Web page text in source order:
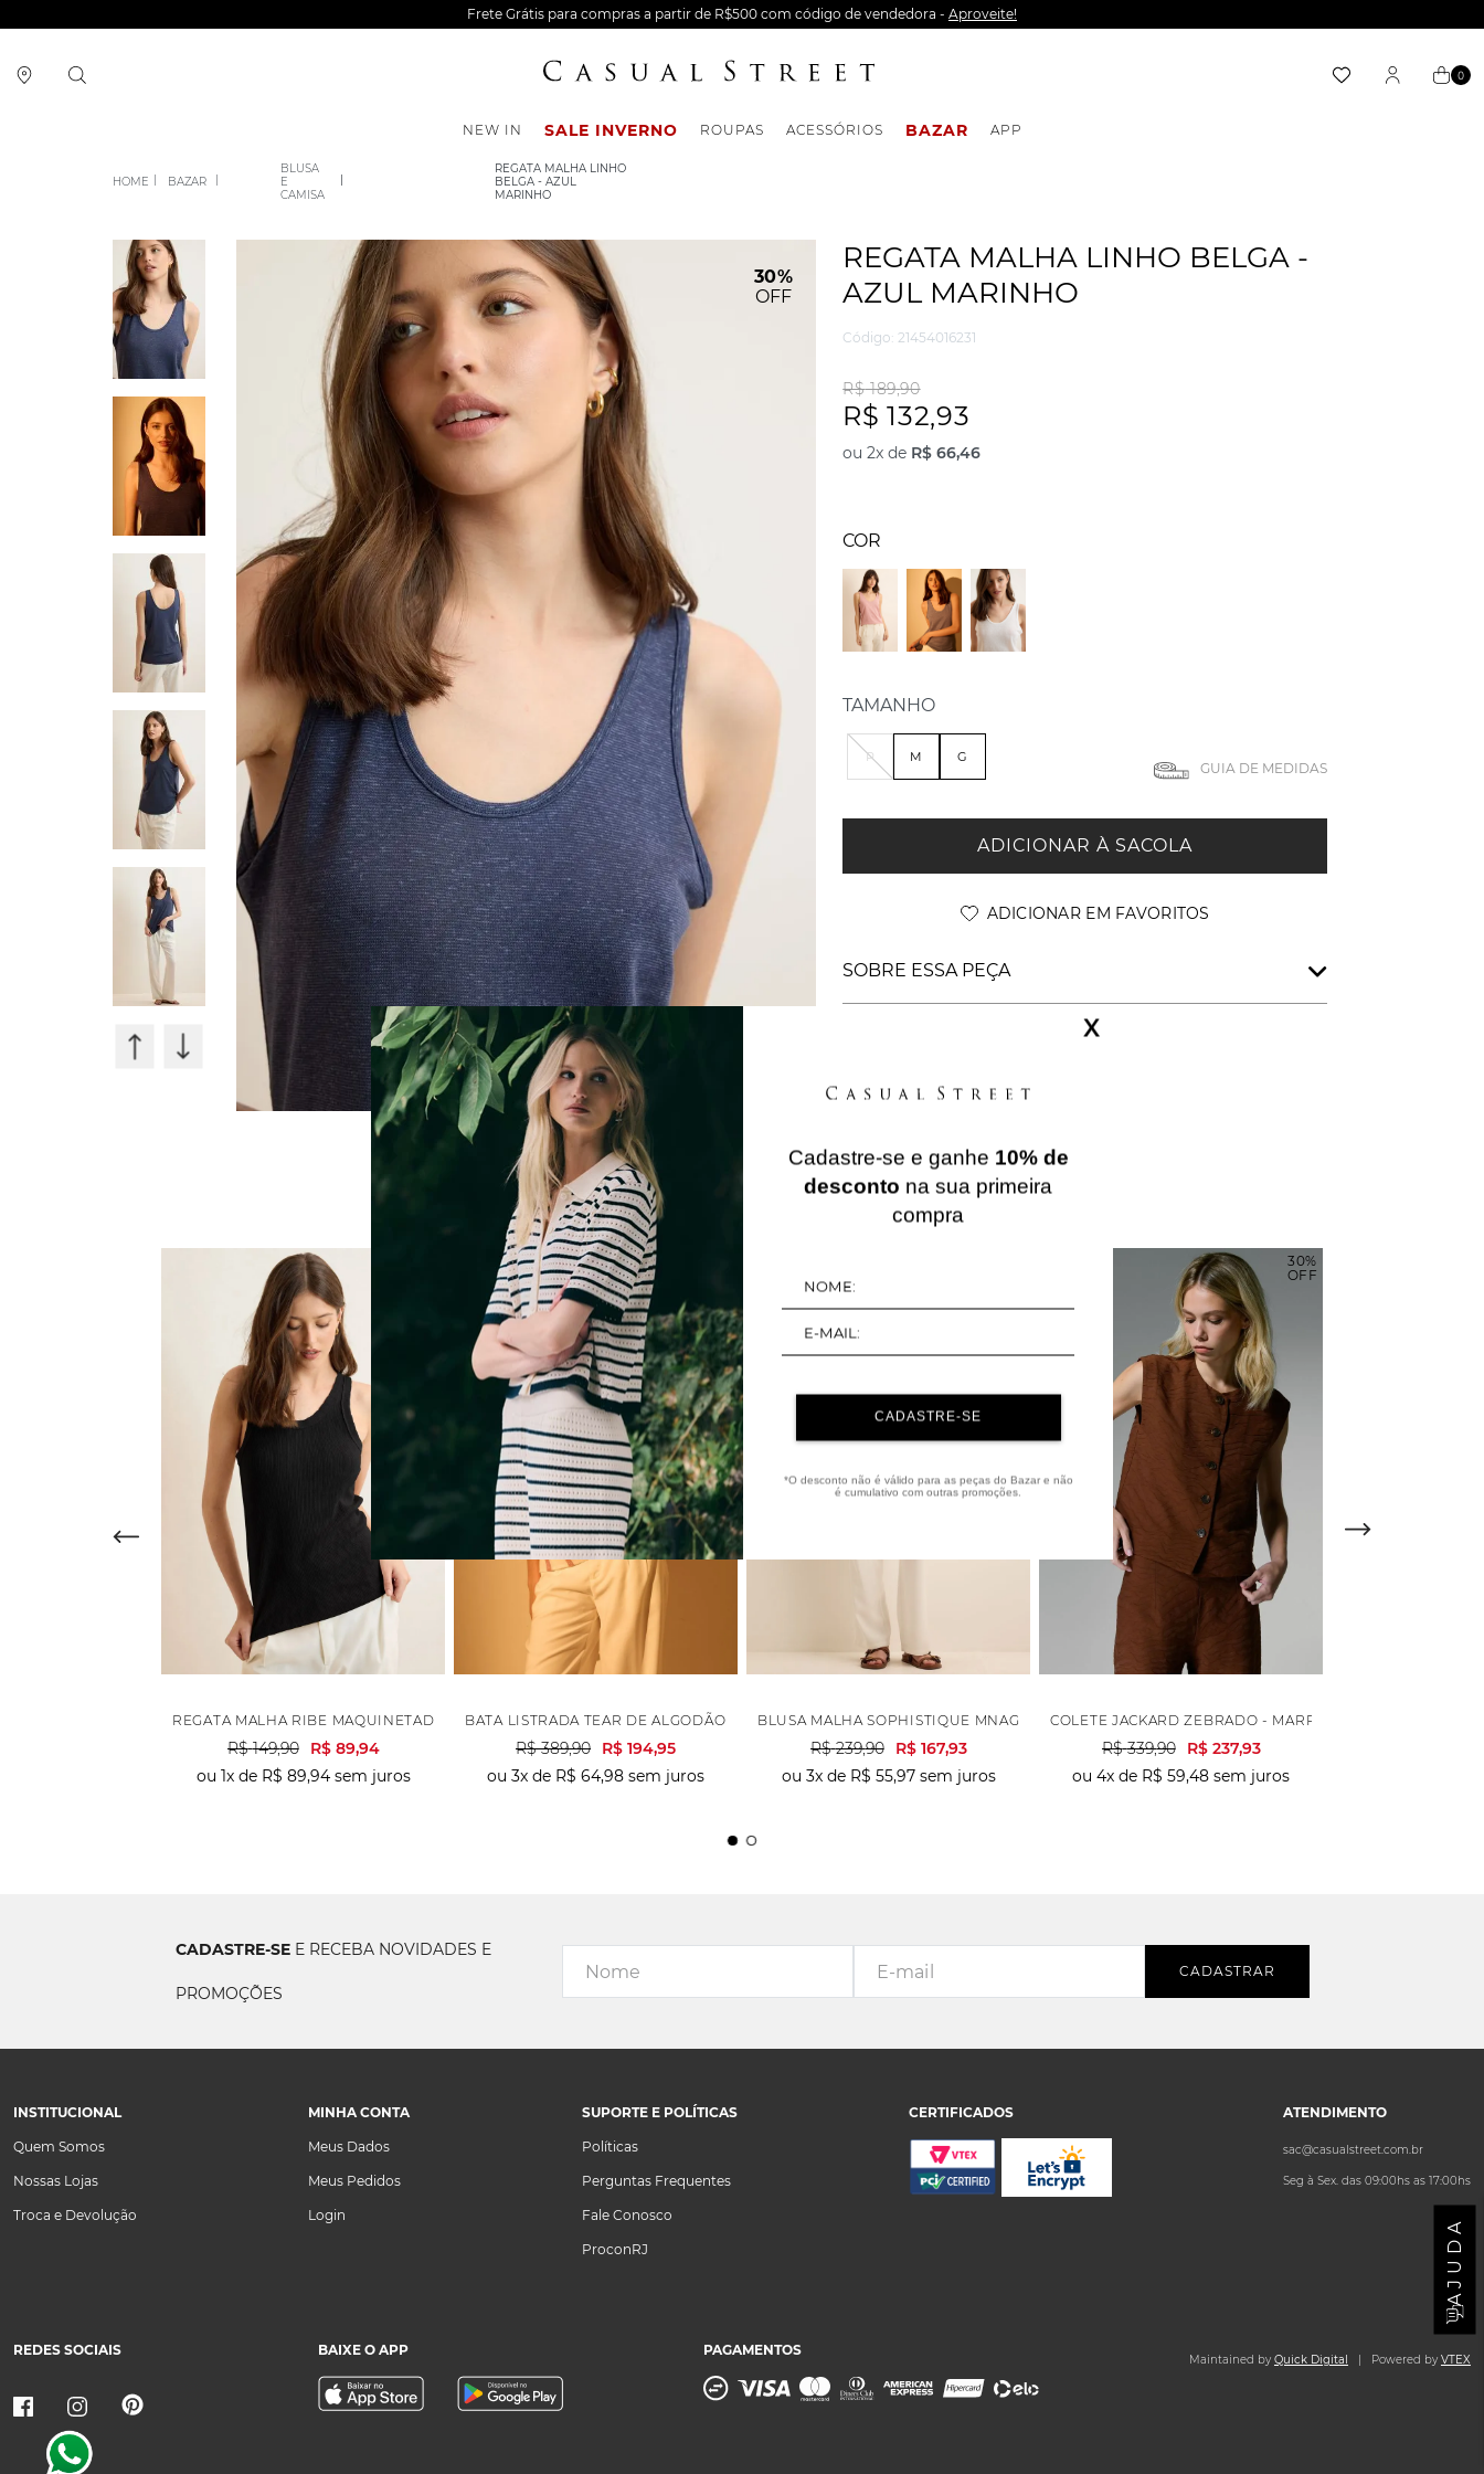
AJUDA
X
Cadastre-se e ganhe 10% de
desconto na sua primeira
compra
CADASTRE-SE
*O desconto não é válido para as peças do Bazar e não
é cumulativo com outras promoções.
Frete Grátis para compras a partir de R$500 com código de vendedora - Aproveite!
0
NEW IN SALE INVERNO ROUPAS ACESSÓRIOS BAZAR APP
BAZAR
BLUSA
E
CAMISA
REGATA MALHA LINHO
BELGA - AZUL
MARINHO
30%
OFF
REGATA MALHA LINHO BELGA -
AZUL MARINHO
Código: 21454016231
R$ 189,90
R$ 132,93
ou2x de R$ 66,46
TAMANHO
P M G
GUIA DE MEDIDAS
ADICIONAR À SACOLA
SOBRE ESSA PEÇA
QUERIDINHOS
REGATA MALHA RIBE MAQUINETADA - PRETO
R$ 149,90 R$ 89,94
ou 1x de R$ 89,94sem juros
BATA LISTRADA TEAR DE ALGODÃO - ROSA
R$ 389,90 R$ 194,95
ou 3x de R$ 64,98 sem juros
BLUSA MALHA SOPHISTIQUE MNAGA BARRA - VERDE
R$ 239,90 R$ 167,93
ou 3x de R$ 55,97sem juros
30%
OFF
COLETE JACKARD ZEBRADO - MARROM
R$ 339,90 R$ 237,93
ou 4x de R$ 59,48 sem juros
CADASTRE-SEE RECEBA NOVIDADES E
PROMOÇÕES
CADASTRAR
INSTITUCIONAL
Quem Somos
Nossas Lojas
Troca e Devolução
MINHA CONTA
Meus Dados
Meus Pedidos
Login
SUPORTE E POLÍTICAS
Políticas
Perguntas Frequentes
Fale Conosco
ProconRJ
CERTIFICADOS ATENDIMENTO
sac@casualstreet.com.br
Seg à Sex. das 09:00hs as 17:00hs
REDES SOCIAIS BAIXE O APP PAGAMENTOS
Maintained by Quick Digital | Powered by VTEX